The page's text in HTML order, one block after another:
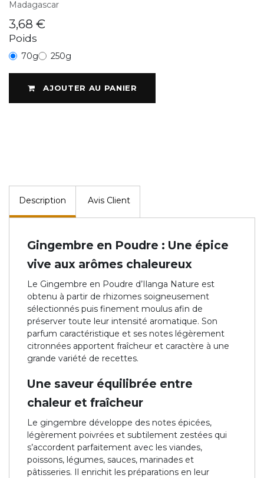
Madagascar
3,68 €
Poids
70g 250g
AJOUTER AU PANIER
Description Avis Client
Gingembre en Poudre : Une épice
vive aux arômes chaleureux
Le Gingembre en Poudre d’Ilanga Nature est
obtenu à partir de rhizomes soigneusement
sélectionnés puis finement moulus afin de
préserver toute leur intensité aromatique. Son
parfum caractéristique et ses notes légèrement
citronnées apportent fraîcheur et caractère à une
grande variété de recettes.
Une saveur équilibrée entre
chaleur et fraîcheur
Le gingembre développe des notes épicées,
légèrement poivrées et subtilement zestées qui
s’accordent parfaitement avec les viandes,
poissons, légumes, sauces, marinades et
pâtisseries. Il enrichit les préparations en leur